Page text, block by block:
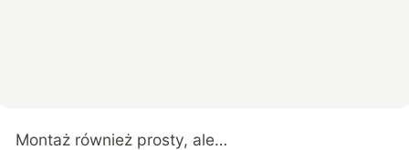
Montaż również prosty, ale…